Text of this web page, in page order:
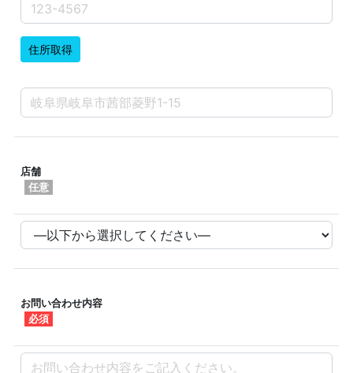
住所取得
店舗
任意
お問い合わせ内容
必須